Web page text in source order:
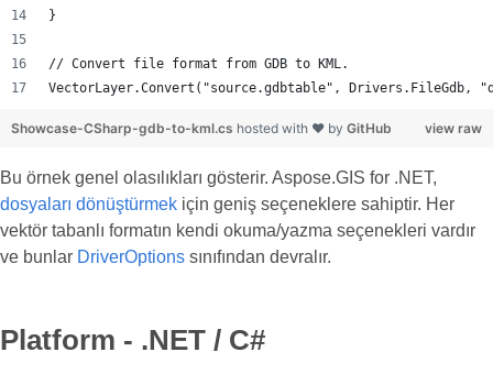
}
// Convert file format from GDB to KML.
VectorLayer.Convert("source.gdbtable",
view raw
Showcase-CSharp-gdb-to-kml.cs hosted with ❤ by GitHub
Bu örnek genel olasılıkları gösterir. Aspose.GIS for .NET,
dosyaları dönüştürmek için geniş seçeneklere sahiptir. Her
vektör tabanlı formatın kendi okuma/yazma seçenekleri vardır
ve bunlar DriverOptions sınıfından devralır.
Platform - .NET / C#